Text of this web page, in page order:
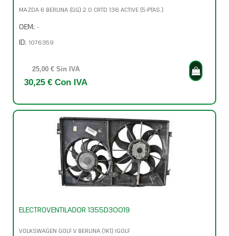
MAZDA 6 BERLINA (GG) 2.0 CRTD 136 ACTIVE (5-PTAS.)
OEM: -
ID: 1076359
25,00 € Sin IVA
30,25 € Con IVA
ELECTROVENTILADOR 1355D30019
VOLKSWAGEN GOLF V BERLINA (1K1) IGOLF